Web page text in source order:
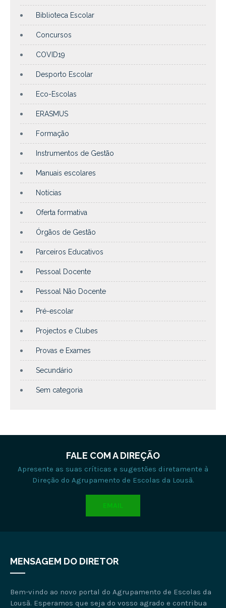
Biblioteca Escolar
Concursos
COVID19
Desporto Escolar
Eco-Escolas
ERASMUS
Formação
Instrumentos de Gestão
Manuais escolares
Notícias
Oferta formativa
Órgãos de Gestão
Parceiros Educativos
Pessoal Docente
Pessoal Não Docente
Pré-escolar
Projectos e Clubes
Provas e Exames
Secundário
Sem categoria
FALE COM A DIREÇÃO
Apresente as suas críticas e sugestões diretamente à
Direção do Agrupamento de Escolas da Lousã.
EMAIL
MENSAGEM DO DIRETOR
Bem-vindo ao novo portal do Agrupamento de Escolas da
Lousã. Esperamos que seja do vosso agrado e contribua